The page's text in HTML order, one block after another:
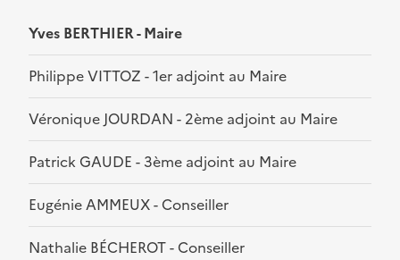
Yves BERTHIER - Maire
Philippe VITTOZ - 1er adjoint au Maire
Véronique JOURDAN - 2ème adjoint au Maire
Patrick GAUDE - 3ème adjoint au Maire
Eugénie AMMEUX - Conseiller
Nathalie BÉCHEROT - Conseiller